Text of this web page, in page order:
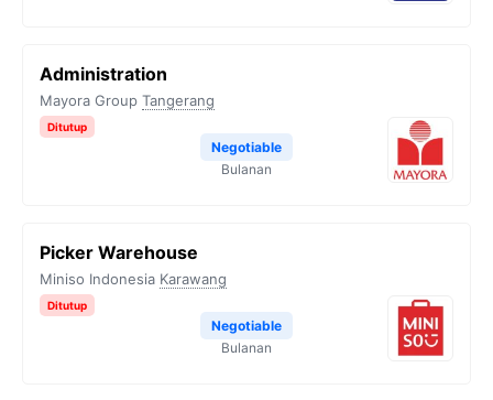
Administration
Mayora Group Tangerang
Ditutup
Negotiable
Bulanan
Picker Warehouse
Miniso Indonesia Karawang
Ditutup
Negotiable
Bulanan